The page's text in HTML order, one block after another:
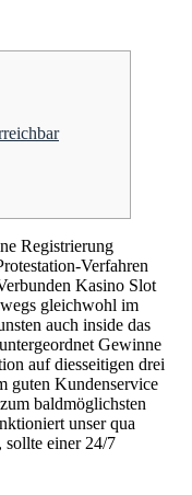
Registrierung
Verfahren
Kasino Slot
gleichwohl im
auch inside das
Gewinne
auf diesseitigen drei
guten Kundenservice
baldmöglichsten
unser qua
sollte einer 24/7